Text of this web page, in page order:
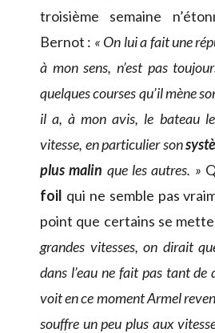
troisième semaine
Bernot : « On lui a fait une
à mon sens, n’est pas
quelques courses qu’il mène
il a, à mon avis, le bateau
vitesse, en particulier son
plus malin que les autres. »
foil qui ne semble pas
point que certains se
grandes vitesses, on dirait
dans l’eau ne fait pas tant de
voit en ce moment Armel
souffre un peu plus aux